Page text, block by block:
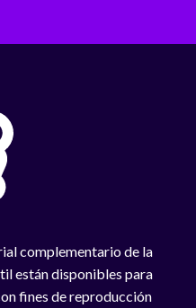
complementario de la
están disponibles para
fines de reproducción